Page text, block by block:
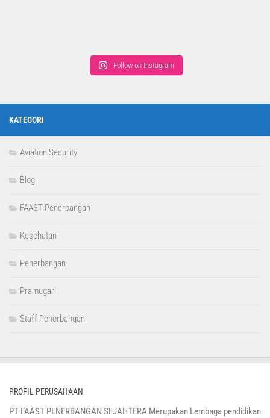
Follow on Instagram
KATEGORI
Aviation Security
Blog
FAAST Penerbangan
Kesehatan
Penerbangan
Pramugari
Staff Penerbangan
PROFIL PERUSAHAAN
PT FAAST PENERBANGAN SEJAHTERA Merupakan Lembaga pendidikan